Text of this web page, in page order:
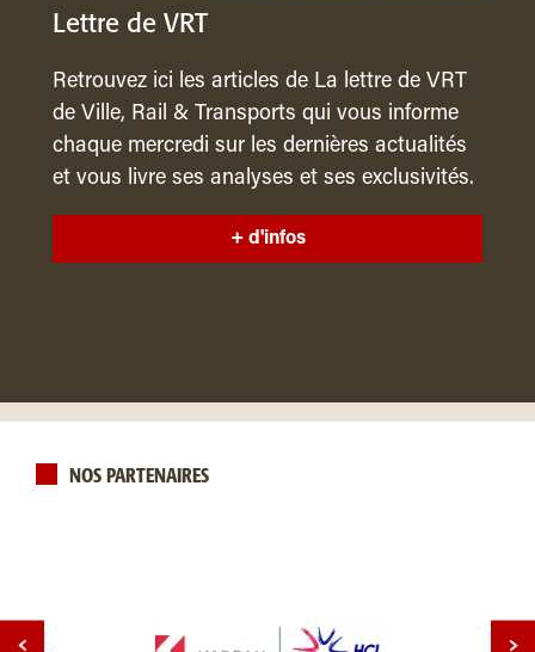
Lettre de VRT
Retrouvez ici les articles de La lettre de VRT
de Ville, Rail & Transports qui vous informe
chaque mercredi sur les dernières actualités
et vous livre ses analyses et ses exclusivités.
+ d'infos
NOS PARTENAIRES